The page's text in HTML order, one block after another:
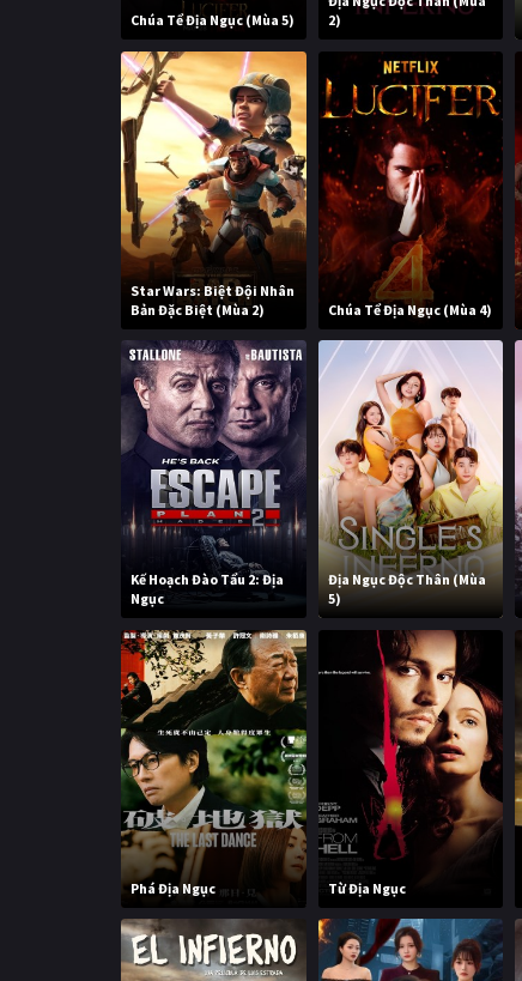
Chúa Tể Địa Ngục (Mùa 5)
2)
Star Wars: Biệt Đội Nhân
Bản Đặc Biệt (Mùa 2)
Chúa Tể Địa Ngục (Mùa 4)
Kế Hoạch Đào Tẩu 2: Địa
Ngục
Địa Ngục Độc Thân (Mùa
5)
Phá Địa Ngục Từ Địa Ngục